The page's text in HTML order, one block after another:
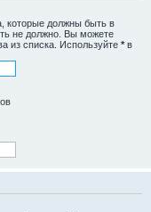
которые должны быть в
не должно. Вы можете
из списка. Используйте * в